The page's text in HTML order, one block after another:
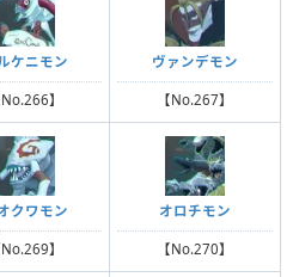
ケニモン
No.266】
ヴァンデモン
【No.267】
クワモン
No.269】
オロチモン
【No.270】